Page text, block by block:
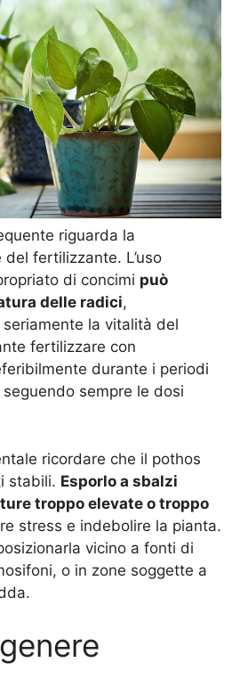
riguarda la
fertilizzante. L’uso
di concimi può
delle radici,
la vitalità del
fertilizzare con
durante i periodi
sempre le dosi
ricordare che il pothos
stabili. Esporlo a sbalzi
troppo elevate o troppo
stress e indebolire la pianta.
vicino a fonti di
o in zone soggette a